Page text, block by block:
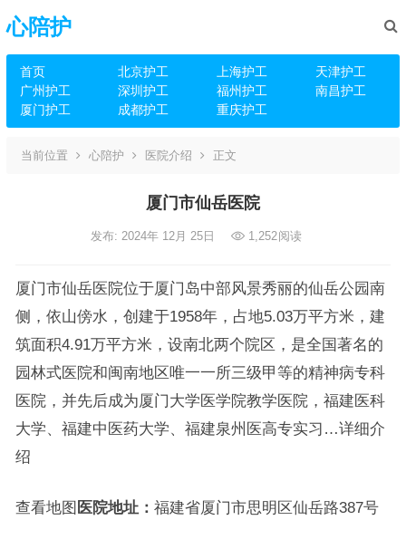
心陪护
首页 北京护工 上海护工
天津护工
广州护工
深圳护工 福州护工
南昌护工
厦门护工
成都护工 重庆护工
当前位置 心陪护 医院介绍 正文
厦门市仙岳医院
发布: 2024年 12月 25日 1,252阅读
厦门市仙岳医院位于厦门岛中部风景秀丽的仙岳公园南
侧，依山傍水，创建于1958年，占地5.03万平方米，建
筑面积4.91万平方米，设南北两个院区，是全国著名的
园林式医院和闽南地区唯一一所三级甲等的精神病专科
医院，并先后成为厦门大学医学院教学医院，福建医科
大学、福建中医药大学、福建泉州医高专实习…详细介
绍
查看地图 医院地址： 福建省厦门市思明区仙岳路387号